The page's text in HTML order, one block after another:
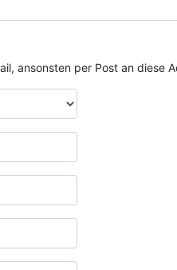
ansonsten per Post an diese